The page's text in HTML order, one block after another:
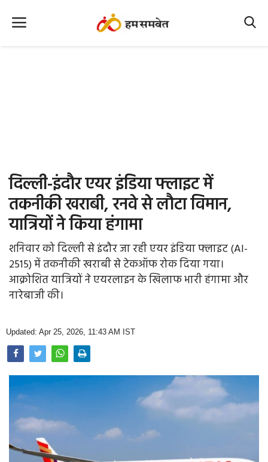
Office Office
Political Gossips
Farm & Food
Opinion
Photo Gallery
Home
दिल्ली-इंदौर एयर इंडिया फ्लाइट में
तकनीकी खराबी, रनवे से लौटा विमान,
यात्रियों ने किया हंगामा
शनिवार को दिल्ली से इंदौर जा रही एयर इंडिया फ्लाइट (AI-
2515) में तकनीकी खराबी से टेकऑफ रोक दिया गया।
आक्रोशित यात्रियों ने एयरलाइन के खिलाफ भारी हंगामा और
नारेबाजी की।
Updated: Apr 25, 2026, 11:43 AM IST